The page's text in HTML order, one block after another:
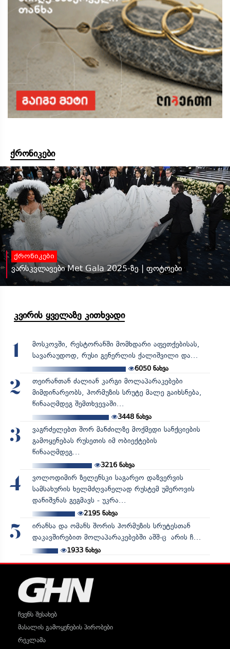
ქრონიკები
ქრონიკები
ვარსკვლავები Met Gala 2025-ზე | ფოტოები
კვირის ყველაზე კითხვადი
1
მოსკოვში, რესტორანში მომხდარი აფეთქებისას,
სავარაუდოდ, რუსი გენერლის ქალიშვილი და...
6050ნახვა
2
თეირანთან ძალიან კარგი მოლაპარაკებები
მიმდინარეობს, ჰორმუზის სრუტე მალე გაიხსნება,
წინააღმდეგ შემთხვევაში...
3448ნახვა
3
ვაგრძელებთ შორ მანძილზე მოქმედი სანქციების
გამოყენებას რუსეთის იმ ობიექტების
წინააღმდეგ...
3216ნახვა
4
ვოლოდიმირ ზელენსკი საგარეო დაზვერვის
სამსახურის ხელმძღვანელად რუსტემ უმეროვის
დანიშვნას გეგმავს - უკრა...
2195ნახვა
5
ირანსა და ომანს შორის ჰორმუზის სრუტესთან
დაკავშირებით მოლაპარაკებებში აშშ-ც არის ჩ...
1933ნახვა
ჩვენს შესახებ
მასალის გამოყენების პირობები
რეკლამა